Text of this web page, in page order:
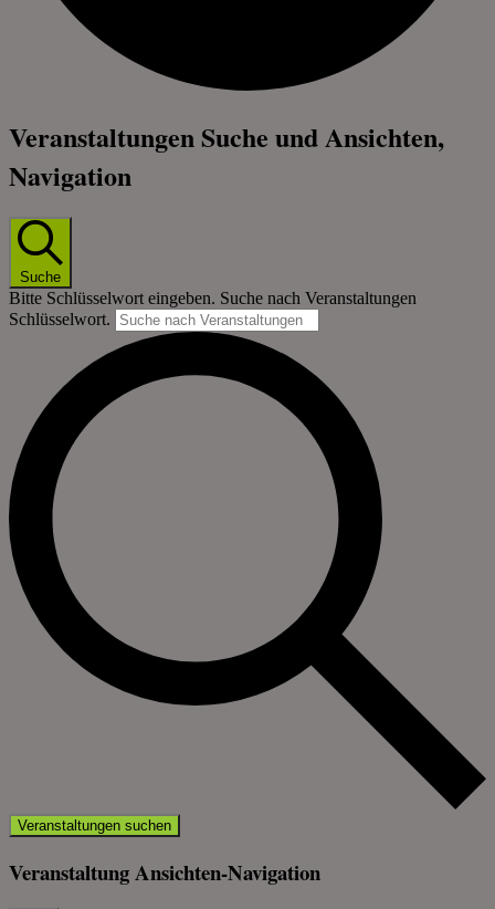
Veranstaltungen
für
26.
Juli
2024
Veranstaltungen Suche und Ansichten,
Navigation
Suche
Bitte Schlüsselwort eingeben. Suche nach Veranstaltungen
Schlüsselwort.
Veranstaltungen suchen
Veranstaltung Ansichten-Navigation